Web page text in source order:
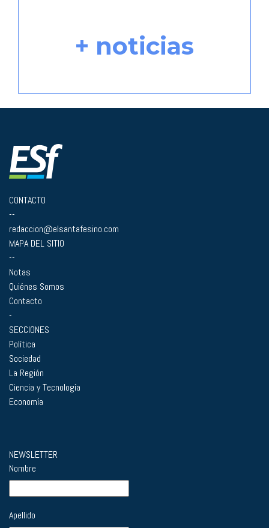
+ noticias
CONTACTO
--
redaccion@elsantafesino.com
MAPA DEL SITIO
--
Notas
Quiénes Somos
Contacto
-
SECCIONES
Política
Sociedad
La Región
Ciencia y Tecnología
Economía
NEWSLETTER
Nombre
Apellido